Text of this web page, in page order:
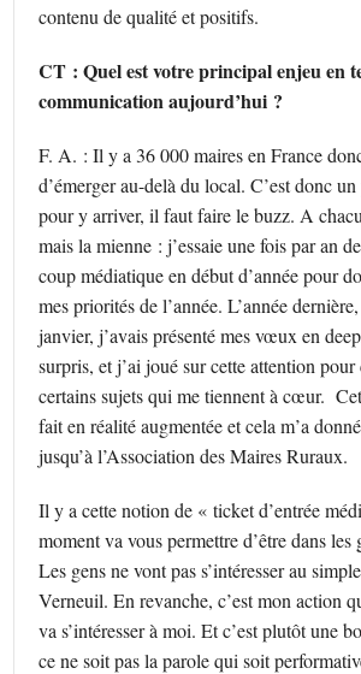
contenu de qualité et positifs.
CT : Quel est votre principal enjeu en
communication aujourd’hui ?
F. A. : Il y a 36 000 maires en France
d’émerger au-delà du local. C’est donc
pour y arriver, il faut faire le buzz. A
mais la mienne : j’essaie une fois par an
coup médiatique en début d’année pour
mes priorités de l’année. L’année
janvier, j’avais présenté mes vœux en
surpris, et j’ai joué sur cette attention
certains sujets qui me tiennent à cœur.
fait en réalité augmentée et cela m’a
jusqu’à l’Association des Maires Ruraux.
Il y a cette notion de « ticket d’entrée
moment va vous permettre d’être dans les
Les gens ne vont pas s’intéresser au
Verneuil. En revanche, c’est mon action
va s’intéresser à moi. Et c’est plutôt une
ce ne soit pas la parole qui soit